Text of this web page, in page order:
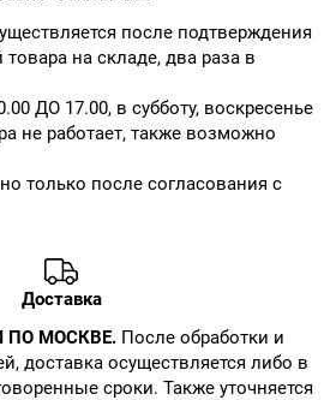
после подтверждения
на складе, два раза в
ДО 17.00, в субботу, воскресенье
не работает, также возможно
только после согласования с
Доставка
ПО МОСКВЕ. После обработки и
доставка осуществляется либо в
сроки. Также уточняется